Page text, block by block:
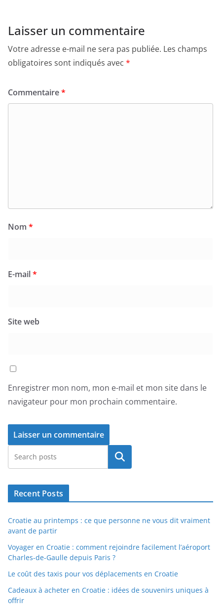
Laisser un commentaire
Votre adresse e-mail ne sera pas publiée. Les champs
obligatoires sont indiqués avec *
Commentaire*
Nom *
E-mail*
Site web
Enregistrer mon nom, mon e-mail et mon site dans le
navigateur pour mon prochain commentaire.
Rechercher
Recent Posts
Croatie au printemps : ce que personne ne vous dit vraiment
avant de partir
Voyager en Croatie : comment rejoindre facilement l’aéroport
Charles-de-Gaulle depuis Paris ?
Le coût des taxis pour vos déplacements en Croatie
Cadeaux à acheter en Croatie : idées de souvenirs uniques à
offrir